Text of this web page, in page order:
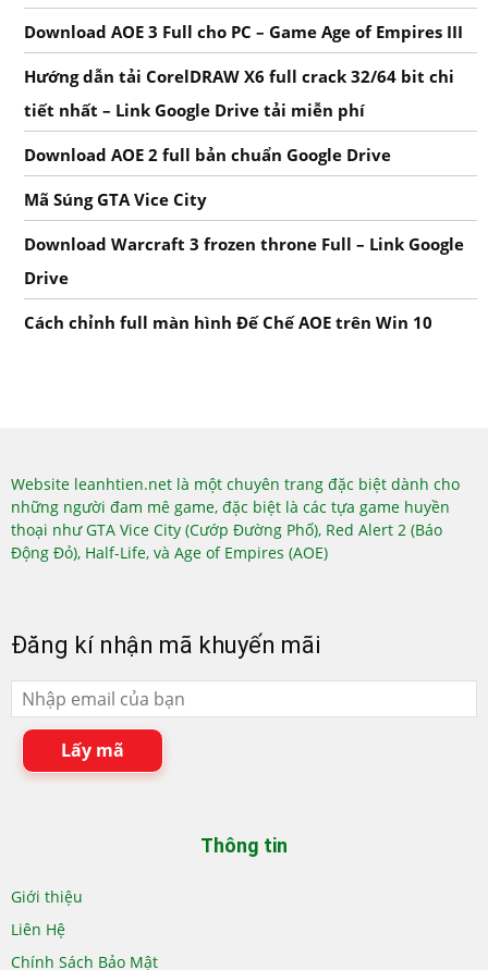
Download AOE 3 Full cho PC – Game Age of Empires III
Hướng dẫn tải CorelDRAW X6 full crack 32/64 bit chi
tiết nhất – Link Google Drive tải miễn phí
Download AOE 2 full bản chuẩn Google Drive
Mã Súng GTA Vice City
Download Warcraft 3 frozen throne Full – Link Google
Drive
Cách chỉnh full màn hình Đế Chế AOE trên Win 10
Website leanhtien.net là một chuyên trang đặc biệt dành cho
những người đam mê game, đặc biệt là các tựa game huyền
thoại như GTA Vice City (Cướp Đường Phố), Red Alert 2 (Báo
Động Đỏ), Half-Life, và Age of Empires (AOE)
Đăng kí nhận mã khuyến mãi
Lấy mã
Thông tin
Giới thiệu
Liên Hệ
Chính Sách Bảo Mật